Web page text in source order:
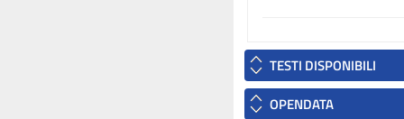
TESTI DISPONIBILI
OPENDATA